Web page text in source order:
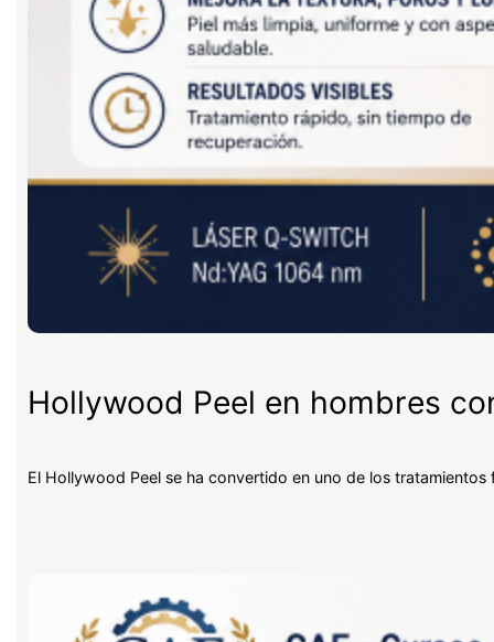
Hollywood Peel en hombres
El Hollywood Peel se ha convertido en uno de los tratamientos